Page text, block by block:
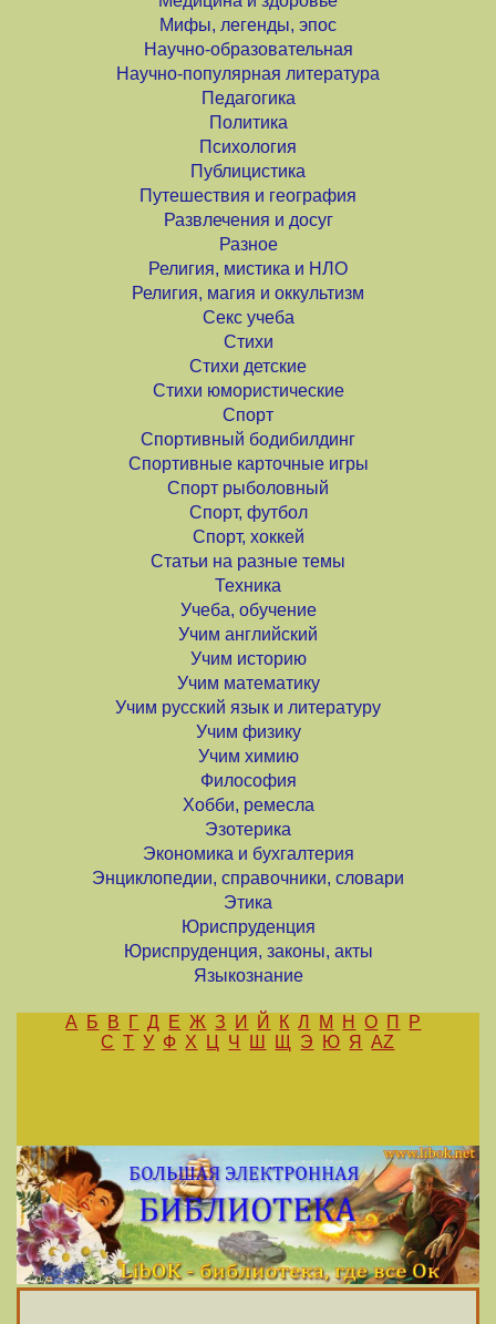
Мифы, легенды, эпос
Научно-образовательная
Научно-популярная литература
Педагогика
Политика
Психология
Публицистика
Путешествия и география
Развлечения и досуг
Разное
Религия, мистика и НЛО
Религия, магия и оккультизм
Секс учеба
Стихи
Стихи детские
Стихи юмористические
Спорт
Спортивный бодибилдинг
Спортивные карточные игры
Спорт рыболовный
Спорт, футбол
Спорт, хоккей
Статьи на разные темы
Техника
Учеба, обучение
Учим английский
Учим историю
Учим математику
Учим русский язык и литературу
Учим физику
Учим химию
Философия
Хобби, ремесла
Эзотерика
Экономика и бухгалтерия
Энциклопедии, справочники, словари
Этика
Юриспруденция
Юриспруденция, законы, акты
Языкознание
А Б В Г Д Е Ж З И Й К Л М Н О П
Р
С Т У Ф Х Ц Ч Ш Щ Э Ю Я AZ